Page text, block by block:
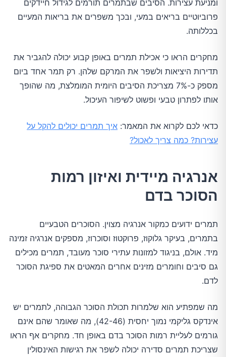
ומניעת עצירות. הסיבים שבתמרים תורמים לגידול חיידקים
פרוביוטיים בריאים במעי, ובכך משפרים את בריאות המעיים
בכללותה.
מחקרים הראו כי אכילת תמרים באופן קבוע יכולה להגביר את
תדירות היציאות ולשפר את המרקם שלהן. רק תמר אחד ביום
מספק כ-7% מצריכת הסיבים היומית המומלצת, מה שהופך
אותו לפתרון טבעי ופשוט לשיפור העיכול.
כדאי לכם לקרוא את המאמר: איך תמרים יכולים להקל על
עצירות? כמה צריך לאכול?
אנרגיה מיידית ואיזון רמות
הסוכר בדם
תמרים ידועים כמקור אנרגיה מצוין. הסוכרים הטבעיים
בתמרים, בעיקר גלוקוז, פרוקטוז וסוכרוז, מספקים אנרגיה זמינה
מיד. אולם, בניגוד למזונות עתירי סוכר מעובד, תמרים מכילים
גם סיבים וחומרים מזינים אחרים המאטים את ספיגת הסוכר
לדם.
מה שמפתיע הוא שלמרות תכולת הסוכר הגבוהה, לתמרים יש
אינדקס גליקמי נמוך יחסית (42-46), מה שאומר שהם אינם
גורמים לעליית רמות הסוכר בדם באופן חד. מחקרים אף הראו
שצריכת תמרים סדירה יכולה לשפר את רגישות האינסולין